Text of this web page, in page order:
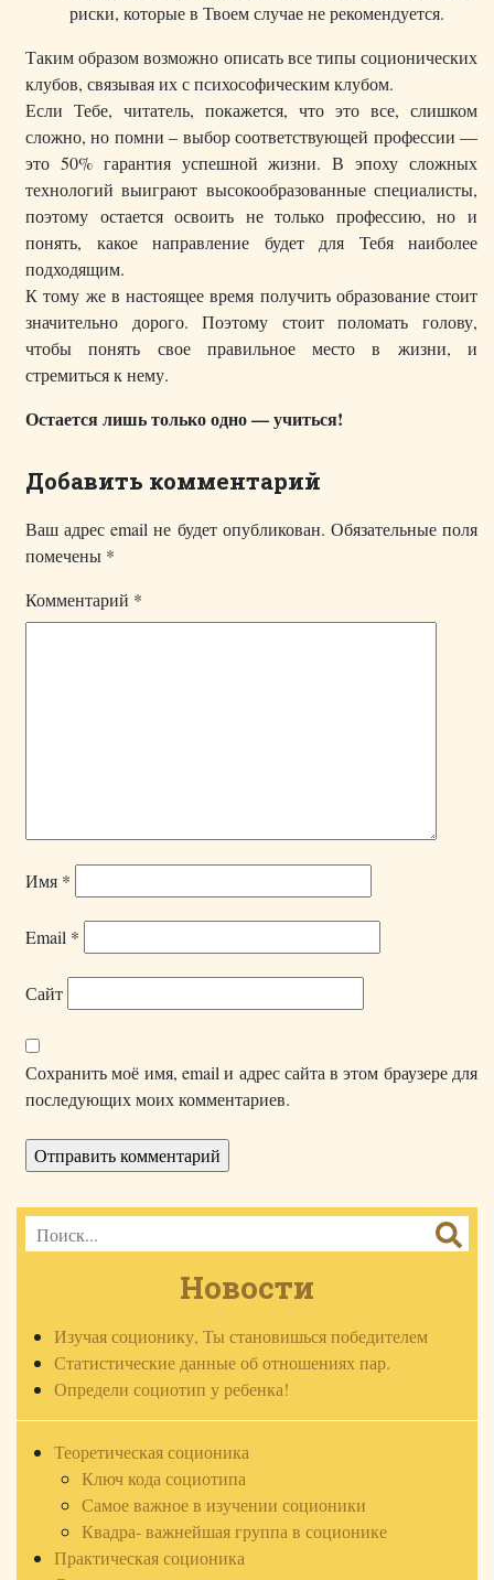
риски, которые в Твоем случае не рекомендуется.
Таким образом возможно описать все типы соционических
клубов, связывая их с психософическим клубом.
Если Тебе, читатель, покажется, что это все, слишком
сложно, но помни – выбор соответствующей профессии —
это 50% гарантия успешной жизни. В эпоху сложных
технологий выиграют высокообразованные специалисты,
поэтому остается освоить не только профессию, но и
понять, какое направление будет для Тебя наиболее
подходящим.
К тому же в настоящее время получить образование стоит
значительно дорого. Поэтому стоит поломать голову,
чтобы понять свое правильное место в жизни, и
стремиться к нему.
Остается лишь только одно — учиться!
Добавить комментарий
Ваш адрес email не будет опубликован. Обязательные поля
помечены *
Комментарий *
Имя *
Email *
Сайт
Сохранить моё имя, email и адрес сайта в этом браузере для
последующих моих комментариев.
Новости
Изучая соционику, Ты становишься победителем
Статистические данные об отношениях пар.
Определи социотип у ребенка!
Теоретическая соционика
Ключ кода социотипа
Самое важное в изучении соционики
Квадра- важнейшая группа в соционике
Практическая соционика